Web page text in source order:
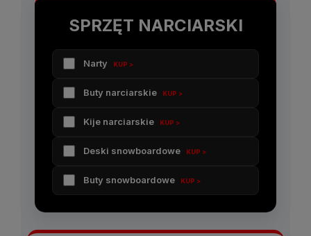
SPRZĘT NARCIARSKI
Narty KUP >
Buty narciarskie KUP >
Kije narciarskie KUP >
Deski snowboardowe KUP >
Buty snowboardowe KUP >